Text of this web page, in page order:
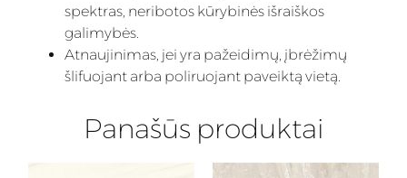
spektras, neribotos kūrybinės išraiškos
galimybės.
Atnaujinimas, jei yra pažeidimų, įbrėžimų
šlifuojant arba poliruojant paveiktą vietą.
Panašūs produktai